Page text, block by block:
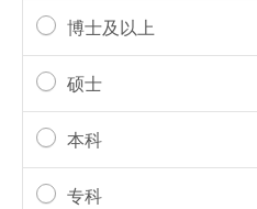
博士及以上
硕士
本科
专科